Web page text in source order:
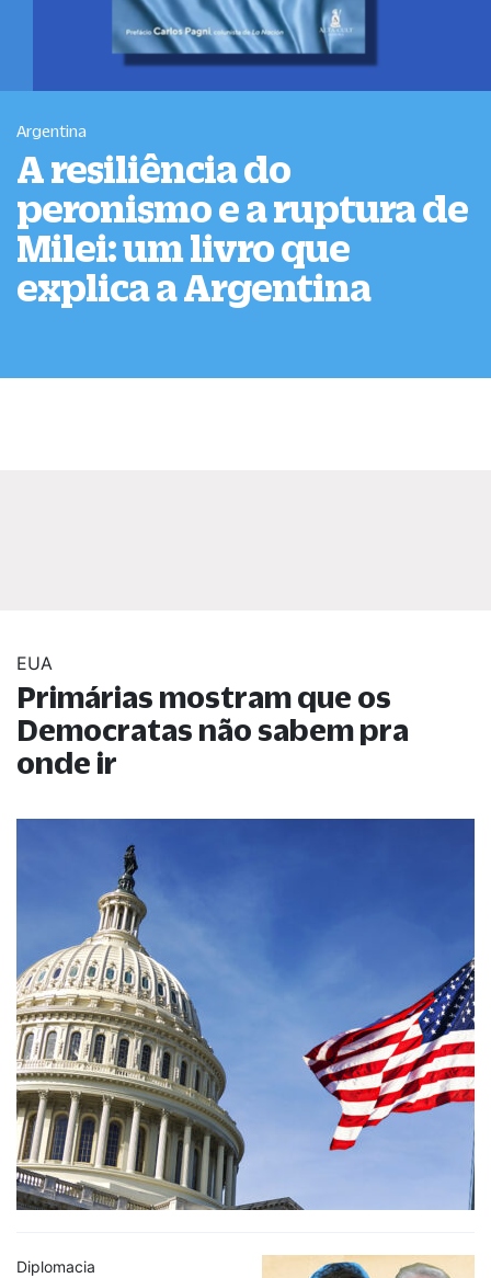
Argentina
A resiliência do
peronismo e a ruptura de
Milei: um livro que
explica a Argentina
EUA
Primárias mostram que os
Democratas não sabem pra
onde ir
Diplomacia